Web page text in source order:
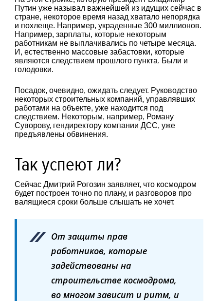
Путин уже называл важнейшей из идущих сейчас в
стране, некоторое время назад хватало непорядка
и похлеще. Например, украденные 300 миллионов.
Например, зарплаты, которые некоторым
работникам не выплачивались по четыре месяца.
И, естественно массовые забастовки, которые
являются следствием прошлого пункта. Были и
голодовки.
Посадок, очевидно, ожидать следует. Руководство
некоторых строительных компаний, управлявших
работами на объекте, уже находится под
следствием. Некоторым, например, Роману
Суворову, гендиректору компании ДСС, уже
предъявлены обвинения.
Так успеют ли?
Сейчас Дмитрий Рогозин заявляет, что космодром
будет построен точно по плану, и разговоров про
валящиеся сроки больше слышать не хочет.
От защиты прав
работников, которые
задействованы на
строительстве космодрома,
во многом зависит и ритм, и